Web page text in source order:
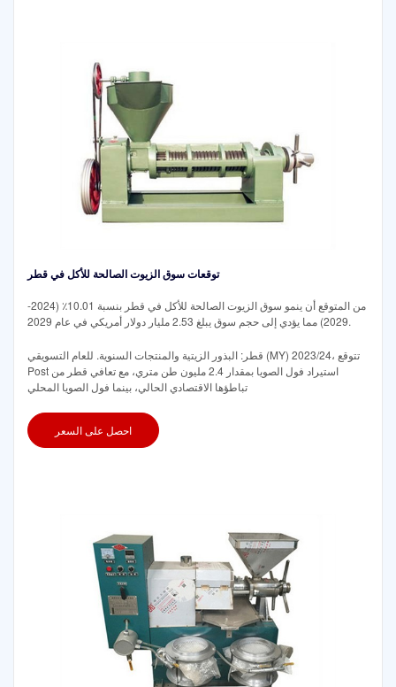
توقعات سوق الزيوت الصالحة للأكل في قطر
من المتوقع أن ينمو سوق الزيوت الصالحة للأكل في قطر بنسبة 10.01٪ (2024-
2029) مما يؤدي إلى حجم سوق يبلغ 2.53 مليار دولار أمريكي في عام 2029.
قطر: البذور الزيتية والمنتجات السنوية. للعام التسويقي (MY) 2023/24، تتوقع
Post استيراد فول الصويا بمقدار 2.4 مليون طن متري، مع تعافي قطر من
تباطؤها الاقتصادي الحالي، بينما فول الصويا المحلي
احصل على السعر